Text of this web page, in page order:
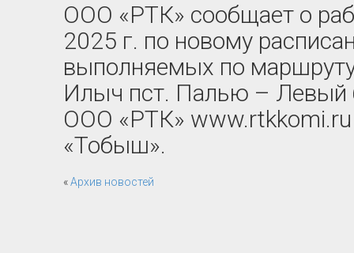
ООО «РТК» сообщает о
2025 г. по новому
выполняемых по
Илыч пст. Палью – Левый
ООО «РТК» www.rtkkomi.ru
«Тобыш».
«Архив новостей